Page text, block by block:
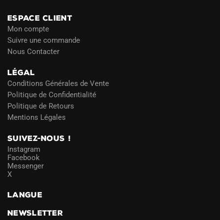
ESPACE CLIENT
Mon compte
Suivre une commande
Nous Contacter
LÉGAL
Conditions Générales de Vente
Politique de Confidentialité
Politique de Retours
Mentions Légales
SUIVEZ-NOUS !
Instagram
Facebook
Messenger
X
LANGUE
NEWSLETTER